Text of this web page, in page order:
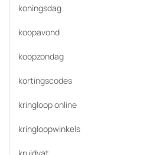
koningsdag
koopavond
koopzondag
kortingscodes
kringloop online
kringloopwinkels